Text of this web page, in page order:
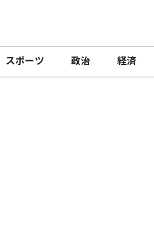
スポーツ 政治 経済